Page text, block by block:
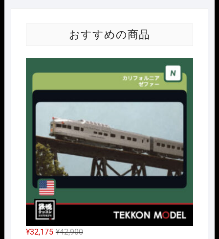
おすすめの商品
¥42,900元
¥32,175
現